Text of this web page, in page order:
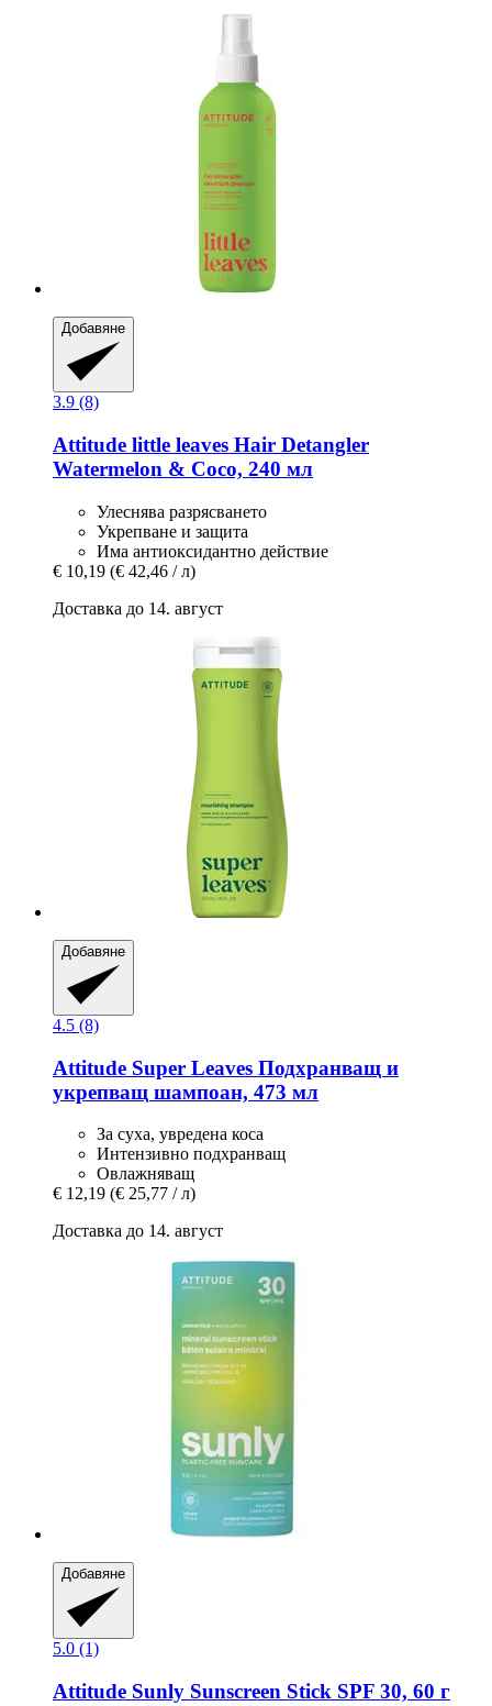
Добавяне
3.9 (8)
Attitude little leaves Hair Detangler
Watermelon & Coco, 240 мл
Улеснява разрясването
Укрепване и защита
Има антиоксидантно действие
€ 10,19 (€ 42,46 / л)
Доставка до 14. август
Добавяне
4.5 (8)
Attitude Super Leaves Подхранващ и
укрепващ шампоан, 473 мл
За суха, увредена коса
Интензивно подхранващ
Овлажняващ
€ 12,19 (€ 25,77 / л)
Доставка до 14. август
Добавяне
5.0 (1)
Attitude Sunly Sunscreen Stick SPF 30, 60 г